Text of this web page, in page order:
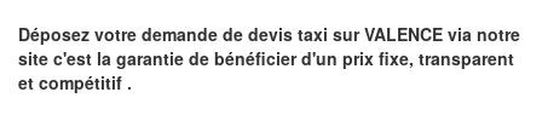
Déposez votre demande de devis taxi surVALENCE via notre
site c'est la garantie de bénéficier d'un prix fixe, transparent
et compétitif .